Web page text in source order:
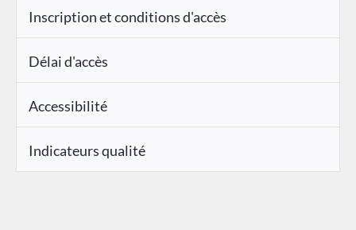
Inscription et conditions d'accès
Délai d'accès
Accessibilité
Indicateurs qualité